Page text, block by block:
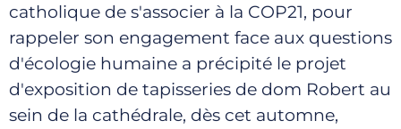
catholique de s'associer à la COP21, pour
rappeler son engagement face aux questions
d'écologie humaine a précipité le projet
d'exposition de tapisseries de dom Robert au
sein de la cathédrale, dès cet automne,